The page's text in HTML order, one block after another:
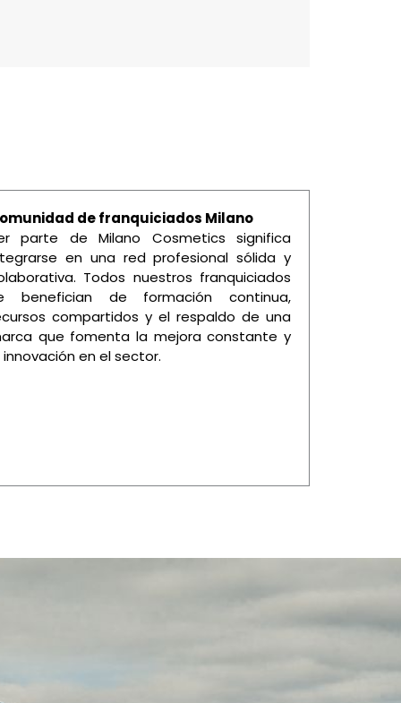
de franquiciados Milano
parte de Milano Cosmetics significa
en una red profesional sólida y
Todos nuestros franquiciados
benefician de formación continua,
compartidos y el respaldo de una
que fomenta la mejora constante y
innovación en el sector.